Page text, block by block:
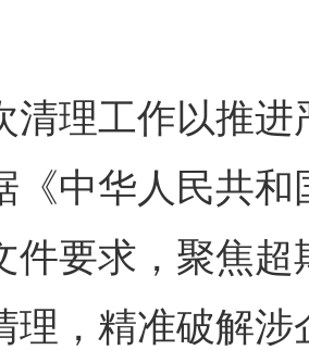
工作以推进
《中华人民共
件要求，聚焦
理，精准破解